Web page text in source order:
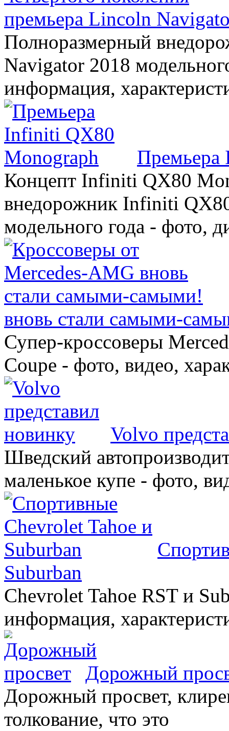
премьера Lincoln
Полноразмерный
Navigator 2018
информация,
Премьера
Концепт Infiniti QX80
внедорожник Infiniti
модельного года - фото,
вновь стали самыми-
Супер-кроссоверы
Coupe - фото, видео,
Volvo
Шведский
маленькое купе - фото,
Suburban
Chevrolet Tahoe RST и
информация,
Дорожный
Дорожный просвет,
толкование, что это